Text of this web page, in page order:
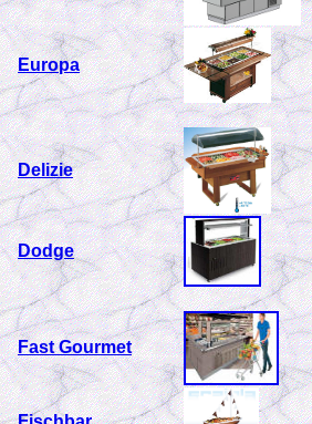
Europa
Delizie
Dodge
Fast Gourmet